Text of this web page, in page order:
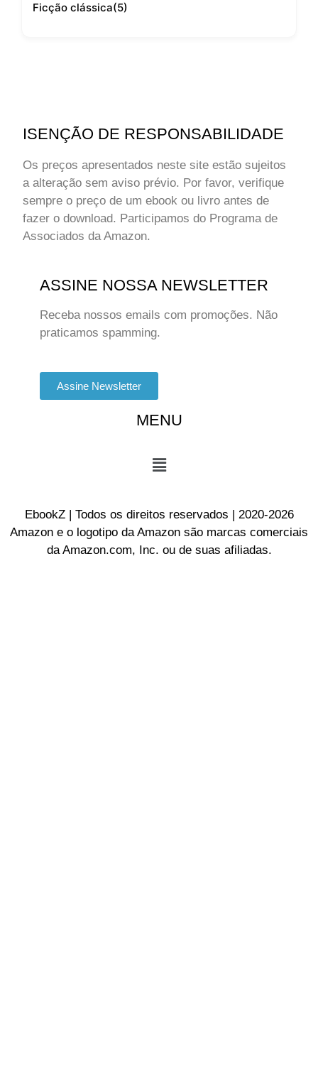
Ficção clássica(5)
ISENÇÃO DE RESPONSABILIDADE
Os preços apresentados neste site estão sujeitos
a alteração sem aviso prévio. Por favor, verifique
sempre o preço de um ebook ou livro antes de
fazer o download. Participamos do Programa de
Associados da Amazon.
ASSINE NOSSA NEWSLETTER
Receba nossos emails com promoções. Não
praticamos spamming.
Assine Newsletter
MENU
EbookZ | Todos os direitos reservados | 2020-2026
Amazon e o logotipo da Amazon são marcas comerciais
da Amazon.com, Inc. ou de suas afiliadas.